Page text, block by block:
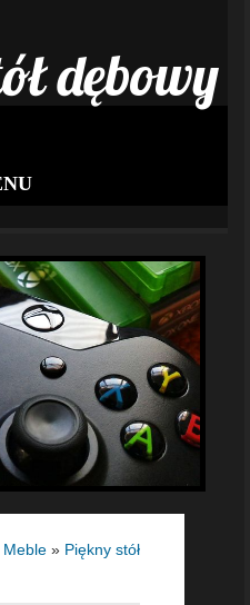
dębowy
Meble » Piękny stół